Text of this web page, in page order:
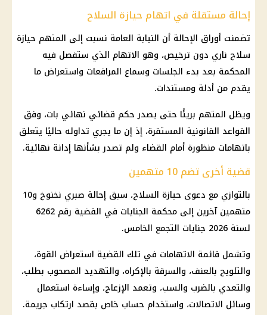
إحالة مستقلة في اتهام حيازة السلاح
تضمنت أوراق الإحالة أن النيابة العامة نسبت إلى المتهم حيازة
سلاح ناري دون ترخيص، وهو الاتهام الذي ستفصل فيه
المحكمة بعد بدء الجلسات وسماع المرافعات واستعراض ما
يقدم من أدلة ومستندات.
ويظل المتهم بريئًا حتى يصدر حكم قضائي نهائي بات، وفق
القواعد القانونية المستقرة، إذ إن ما يجري تداوله حاليًا يتعلق
باتهامات منظورة أمام القضاء ولم تصدر بشأنها إدانة نهائية.
قضية أخرى تضم 10 متهمين
بالتوازي مع دعوى حيازة السلاح، سبق إحالة صبري نخنوخ و10
متهمين آخرين إلى محكمة الجنايات في القضية رقم 6262
لسنة 2026 جنايات
التجمع الخامس.
وتشمل قائمة الاتهامات في تلك القضية استعراض القوة،
والتلويح بالعنف، والسرقة بالإكراه، والتهديد المصحوب بطلب،
والتعدي بالضرب والسب، وتعمد الإزعاج، وإساءة استعمال
وسائل الاتصالات، واستخدام حساب خاص بقصد ارتكاب جريمة.